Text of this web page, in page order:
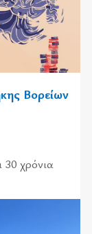
Βορείων
30 χρόνια